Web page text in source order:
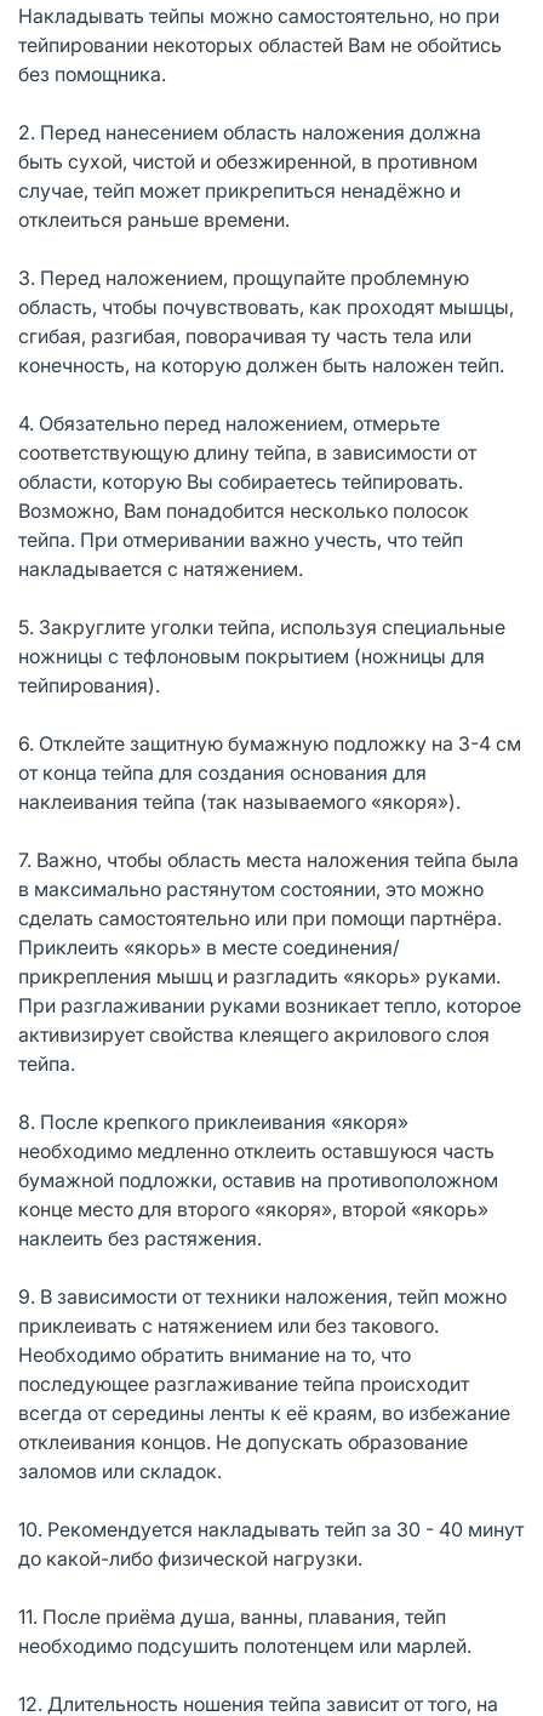
Накладывать тейпы можно самостоятельно, но при
тейпировании некоторых областей Вам не обойтись
без помощника.
2. Перед нанесением область наложения должна
быть сухой, чистой и обезжиренной, в противном
случае, тейп может прикрепиться ненадёжно и
отклеиться раньше времени.
3. Перед наложением, прощупайте проблемную
область, чтобы почувствовать, как проходят мышцы,
сгибая, разгибая, поворачивая ту часть тела или
конечность, на которую должен быть наложен тейп.
4. Обязательно перед наложением, отмерьте
соответствующую длину тейпа, в зависимости от
области, которую Вы собираетесь тейпировать.
Возможно, Вам понадобится несколько полосок
тейпа. При отмеривании важно учесть, что тейп
накладывается с натяжением.
5. Закруглите уголки тейпа, используя специальные
ножницы с тефлоновым покрытием (ножницы для
тейпирования).
6. Отклейте защитную бумажную подложку на 3-4 см
от конца тейпа для создания основания для
наклеивания тейпа (так называемого «якоря»).
7. Важно, чтобы область места наложения тейпа была
в максимально растянутом состоянии, это можно
сделать самостоятельно или при помощи партнёра.
Приклеить «якорь» в месте соединения/
прикрепления мышц и разгладить «якорь» руками.
При разглаживании руками возникает тепло, которое
активизирует свойства клеящего акрилового слоя
тейпа.
8. После крепкого приклеивания «якоря»
необходимо медленно отклеить оставшуюся часть
бумажной подложки, оставив на противоположном
конце место для второго «якоря», второй «якорь»
наклеить без растяжения.
9. В зависимости от техники наложения, тейп можно
приклеивать с натяжением или без такового.
Необходимо обратить внимание на то, что
последующее разглаживание тейпа происходит
всегда от середины ленты к её краям, во избежание
отклеивания концов. Не допускать образование
заломов или складок.
10. Рекомендуется накладывать тейп за 30 - 40 минут
до какой-либо физической нагрузки.
11. После приёма душа, ванны, плавания, тейп
необходимо подсушить полотенцем или марлей.
12. Длительность ношения тейпа зависит от того, на